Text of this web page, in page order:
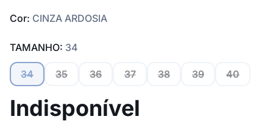
Cor: CINZA ARDOSIA
TAMANHO: 34
34 35 36 37 38 39 40
Indisponível